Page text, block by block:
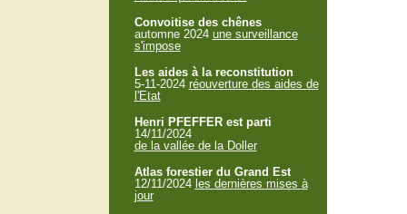
Convoitise des chênes
automne 2024 une surveillance
s'impose
Les aides à la reconstitution
5-11-2024 réouverture des aides de
l'Etat
Henri PFEFFER est parti
14/11/2024
de la vallée de la Doller
Atlas forestier du Grand Est
12/11/2024 les dernières mises à
jour